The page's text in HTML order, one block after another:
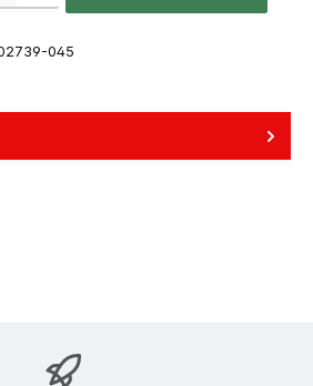
045